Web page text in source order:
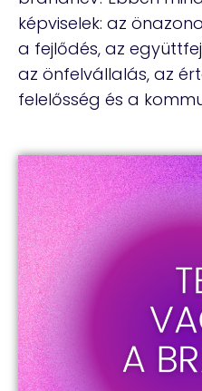
képviselek: az
a fejlődés, az
az önfelvállalás, az
felelősség és a